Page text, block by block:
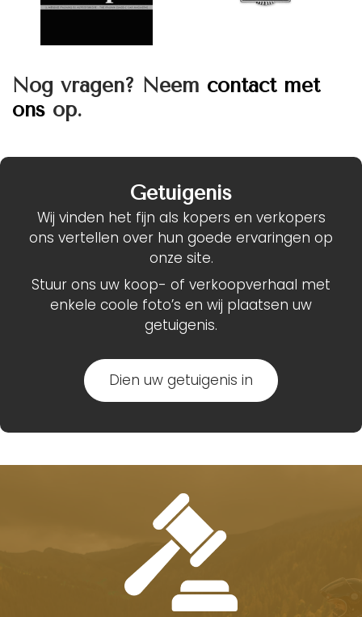
Nog vragen? Neem contact met
ons op.
Getuigenis
Wij vinden het fijn als kopers en verkopers
ons vertellen over hun goede ervaringen op
onze site.
Stuur ons uw koop- of verkoopverhaal met
enkele coole foto’s en wij plaatsen uw
getuigenis.
Dien uw getuigenis in